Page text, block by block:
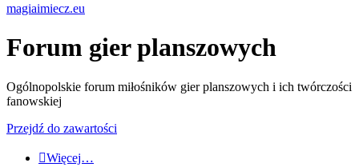
magiaimiecz.eu
Forum gier planszowych
Ogólnopolskie forum miłośników gier planszowych i ich twórczości
fanowskiej
Przejdź do zawartości
Więcej…